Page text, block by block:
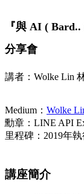
『與 AI (
分享會
講者：Wolke Lin
Medium： Wolke
勳章：LINE API
里程碑：2019年
講座簡介